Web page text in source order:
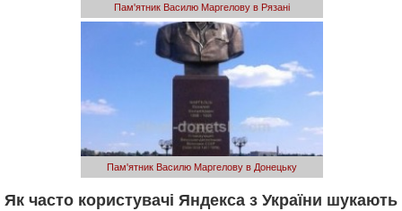
Пам'ятник Василю Маргелову в Рязані
Пам'ятник Василю Маргелову в Донецьку
Як часто користувачі Яндекса з України шукають